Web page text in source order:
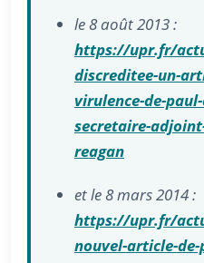
le 8 août 2013 :
https://upr.fr/
discreditee-un-
virulence-de-
secretaire-
reagan
et le 8 mars 2014 :
https://upr.fr/
nouvel-article-